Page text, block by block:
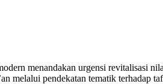
menandakan urgensi revitalisasi
melalui pendekatan tematik terhadap